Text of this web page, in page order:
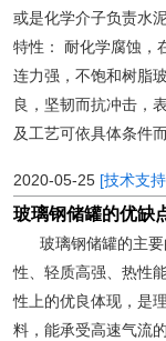
或是化学介子负责水
特性： 耐化学腐蚀，
连力强，不饱和树脂
良，坚韧而抗冲击，
及工艺可依具体条件
2020-05-25 [技术支
玻璃钢储罐的优缺
玻璃钢储罐的主
性、轻质高强、热性
性上的优良体现，是
料，能承受高速气流